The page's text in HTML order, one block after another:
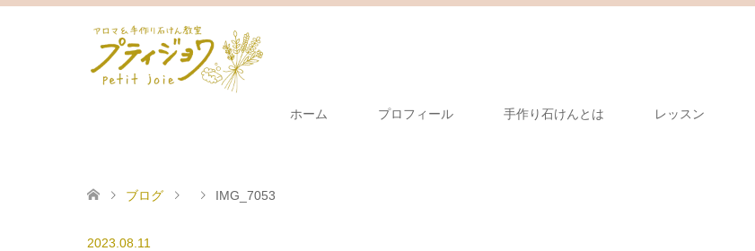
ホーム プロフィール 手作り石けんとは レッスン
ブログ IMG_7053
2023.08.11